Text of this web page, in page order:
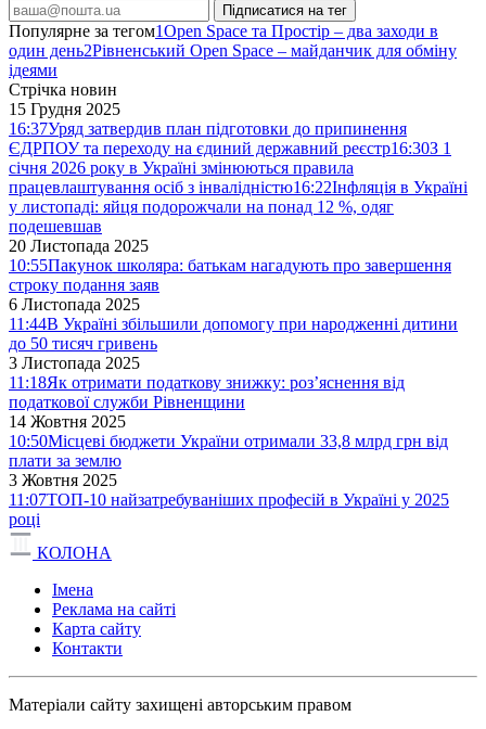
Підписатися на тег
Популярне за тегом1Open Space та Простір – два заходи в
один день2Рівненський Open Space – майданчик для обміну
ідеями
Стрічка новин
15 Грудня 2025
16:37Уряд затвердив план підготовки до припинення
ЄДРПОУ та переходу на єдиний державний реєстр16:30З 1
січня 2026 року в Україні змінюються правила
працевлаштування осіб з інвалідністю16:22Інфляція в Україні
у листопаді: яйця подорожчали на понад 12 %, одяг
подешевшав
20 Листопада 2025
10:55Пакунок школяра: батькам нагадують про завершення
строку подання заяв
6 Листопада 2025
11:44В Україні збільшили допомогу при народженні дитини
до 50 тисяч гривень
3 Листопада 2025
11:18Як отримати податкову знижку: роз’яснення від
податкової служби Рівненщини
14 Жовтня 2025
10:50Місцеві бюджети України отримали 33,8 млрд грн від
плати за землю
3 Жовтня 2025
11:07ТОП-10 найзатребуваніших професій в Україні у 2025
році
КОЛОНА
Імена
Реклама на сайті
Карта сайту
Контакти
Матеріали сайту захищені авторським правом